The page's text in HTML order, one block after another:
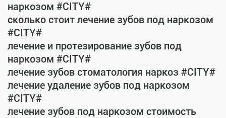
наркозом #CITY#
сколько стоит лечение зубов под наркозом
#CITY#
лечение и протезирование зубов под
наркозом #CITY#
лечение зубов стоматология наркоз #CITY#
лечение удаление зубов под наркозом
#CITY#
лечение зубов под наркозом стоимость